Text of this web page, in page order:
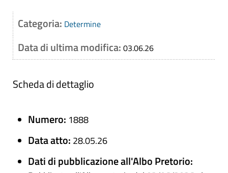
Categoria: Determine
Data di ultima modifica: 03.06.26
Scheda di dettaglio
Numero: 1888
Data atto: 28.05.26
Dati di pubblicazione all'Albo Pretorio: